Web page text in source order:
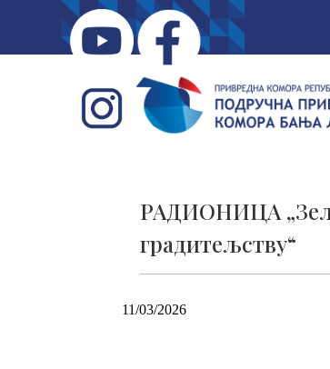
РАДИОНИЦА
градитељству“
11/03/2026